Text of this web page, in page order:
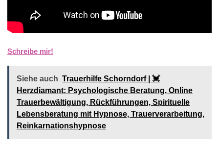
Schreibe mir!
Siehe auch Trauerhilfe Schorndorf | 💓️️
Herzdiamant: Psychologische Beratung, Online
Trauerbewältigung, Rückführungen, Spirituelle
Lebensberatung mit Hypnose, Trauerverarbeitung,
Reinkarnationshypnose